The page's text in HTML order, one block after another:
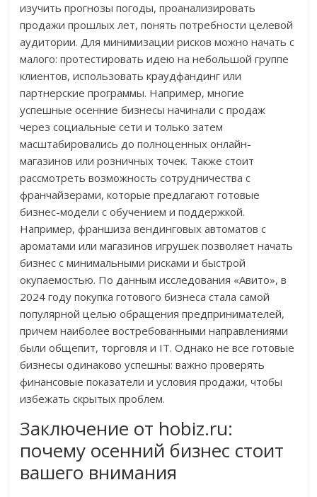
изучить прогнозы погоды, проанализировать
продажи прошлых лет, понять потребности целевой
аудитории. Для минимизации рисков можно начать с
малого: протестировать идею на небольшой группе
клиентов, использовать краудфандинг или
партнерские программы. Например, многие
успешные осенние бизнесы начинали с продаж
через социальные сети и только затем
масштабировались до полноценных онлайн-
магазинов или розничных точек. Также стоит
рассмотреть возможность сотрудничества с
франчайзерами, которые предлагают готовые
бизнес-модели с обучением и поддержкой.
Например, франшиза вендинговых автоматов с
ароматами или магазинов игрушек позволяет начать
бизнес с минимальными рисками и быстрой
окупаемостью. По данным исследования «Авито», в
2024 году покупка готового бизнеса стала самой
популярной целью обращения предпринимателей,
причем наиболее востребованными направлениями
были общепит, торговля и IT. Однако не все готовые
бизнесы одинаково успешны: важно проверять
финансовые показатели и условия продажи, чтобы
избежать скрытых проблем.
Заключение от hobiz.ru:
почему осенний бизнес стоит
вашего внимания